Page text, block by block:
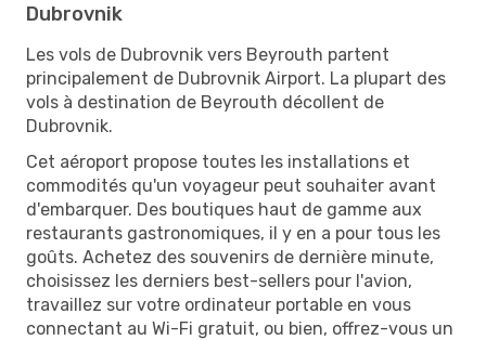
Dubrovnik
Les vols de Dubrovnik vers Beyrouth partent
principalement de Dubrovnik Airport. La plupart des
vols à destination de Beyrouth décollent de
Dubrovnik.
Cet aéroport propose toutes les installations et
commodités qu'un voyageur peut souhaiter avant
d'embarquer. Des boutiques haut de gamme aux
restaurants gastronomiques, il y en a pour tous les
goûts. Achetez des souvenirs de dernière minute,
choisissez les derniers best-sellers pour l'avion,
travaillez sur votre ordinateur portable en vous
connectant au Wi-Fi gratuit, ou bien, offrez-vous un